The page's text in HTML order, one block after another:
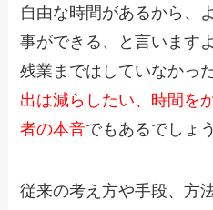
自由な時間があるから、
事ができる、と言いますよ
残業まではしていなかっ
出は減らしたい、時間を
者の本音でもあるでしょう
従来の考え方や手段、方